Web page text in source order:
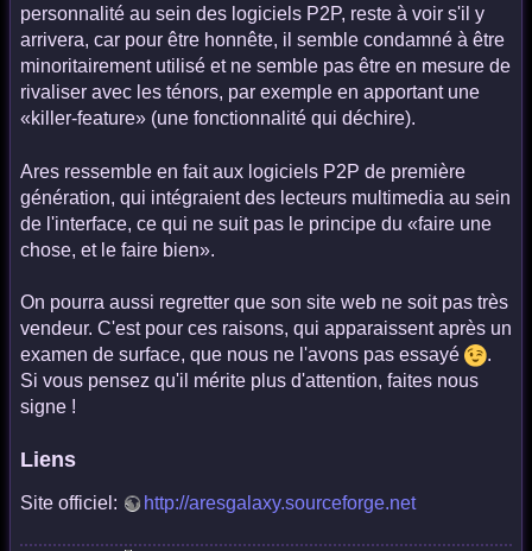
personnalité au sein des logiciels P2P, reste à voir s'il y
arrivera, car pour être honnête, il semble condamné à être
minoritairement utilisé et ne semble pas être en mesure de
rivaliser avec les ténors, par exemple en apportant une
«killer-feature» (une fonctionnalité qui déchire).
Ares ressemble en fait aux logiciels P2P de première
génération, qui intégraient des lecteurs multimedia au sein
de l'interface, ce qui ne suit pas le principe du «faire une
chose, et le faire bien».
On pourra aussi regretter que son site web ne soit pas très
vendeur. C'est pour ces raisons, qui apparaissent après un
examen de surface, que nous ne l'avons pas essayé
.
Si vous pensez qu'il mérite plus d'attention, faites nous
signe !
Liens
Site officiel: http://aresgalaxy.sourceforge.net